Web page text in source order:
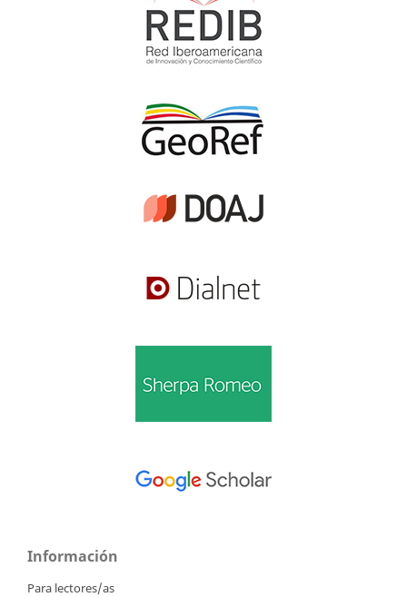
Información
Para lectores/as